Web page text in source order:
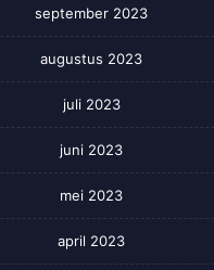
september 2023
augustus 2023
juli 2023
juni 2023
mei 2023
april 2023